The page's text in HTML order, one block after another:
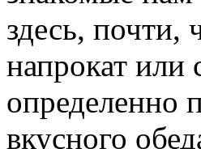
здесь, почти,
напрокат или
определенно
вкусного